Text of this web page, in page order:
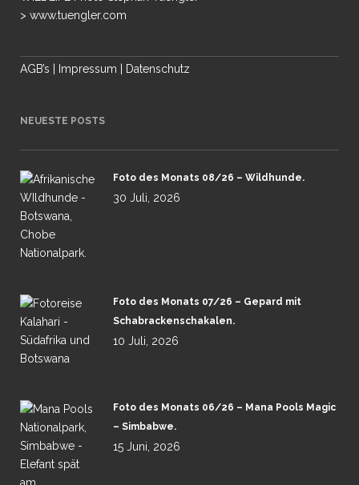
> www.tuengler.com
AGB’s Impressum Datenschutz
NEUESTE POSTS
Foto des Monats 08/26 – Wildhunde.
30 Juli, 2026
Foto des Monats 07/26 – Gepard mit
Schabrackenschakalen.
10 Juli, 2026
Foto des Monats 06/26 – Mana Pools Magic
– Simbabwe.
15 Juni, 2026